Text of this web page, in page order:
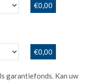
€0,00
€0,00
garantiefonds. Kan uw